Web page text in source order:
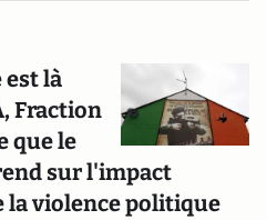
là
Fraction
que le
sur l'impact
la violence politique